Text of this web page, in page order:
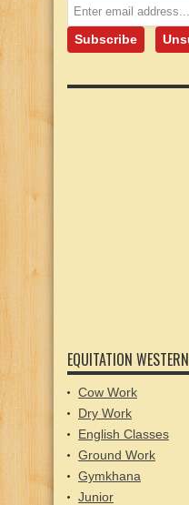
EQUITATION WESTERN
Cow Work
Dry Work
English Classes
Ground Work
Gymkhana
Junior